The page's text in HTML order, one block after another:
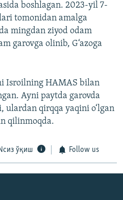
boshlagan. 2023-yil 7-
tomonidan amalga
mingdan ziyod odam
garovga olinib, G‘azoga
Isroilning HAMAS bilan
Ayni paytda garovda
ulardan qirqqa yaqini o‘lgan
qilinmoqda.
ўқиш Follow us